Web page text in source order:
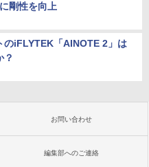
剛性を向上
のiFLYTEK「AINOTE 2」は
？
お問い合わせ
編集部へのご連絡